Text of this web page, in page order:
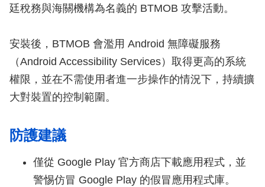
廷稅務與海關機構為名義的 BTMOB 攻擊活動。
安裝後，BTMOB 會濫用 Android 無障礙服務
（Android Accessibility Services）取得更高的系統
權限，並在不需使用者進一步操作的情況下，持續擴
大對裝置的控制範圍。
防護建議
僅從 Google Play 官方商店下載應用程式，並
警惕仿冒 Google Play 的假冒應用程式庫。